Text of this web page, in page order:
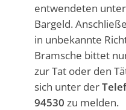
entwendeten
Bargeld.
in unbekannte
Bramsche bittet
zur Tat oder den
sich unter der
94530 zu melden.